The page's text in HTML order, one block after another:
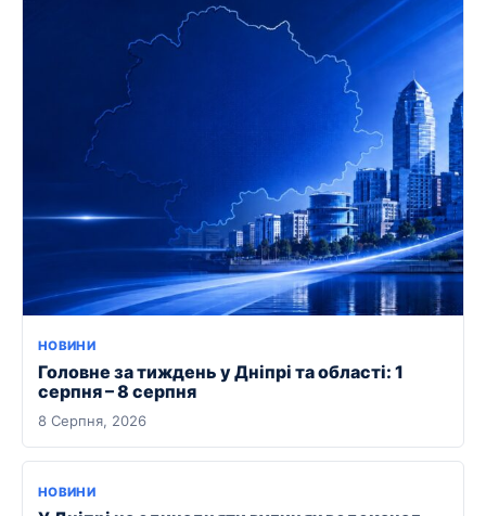
НОВИНИ
Головне за тиждень у Дніпрі та області: 1
серпня – 8 серпня
8 Серпня, 2026
НОВИНИ